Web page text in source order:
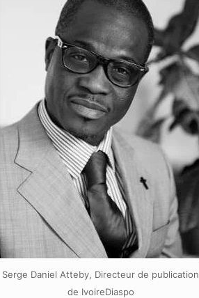
Serge Daniel Atteby, Directeur de publication
de IvoireDiaspo